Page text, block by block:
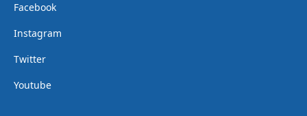
Facebook
Instagram
Twitter
Youtube